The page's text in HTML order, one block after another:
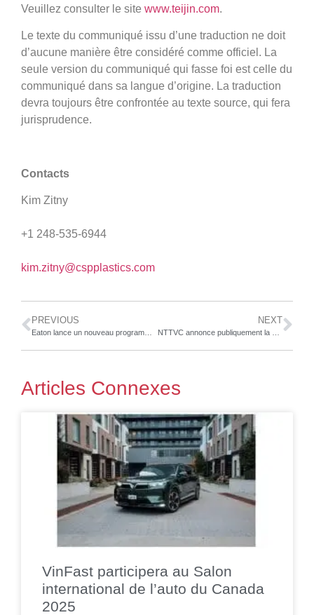
Veuillez consulter le site www.teijin.com.
Le texte du communiqué issu d’une traduction ne doit
d’aucune manière être considéré comme officiel. La
seule version du communiqué qui fasse foi est celle du
communiqué dans sa langue d’origine. La traduction
devra toujours être confrontée au texte source, qui fera
jurisprudence.
Contacts
Kim Zitny
+1 248-535-6944
kim.zitny@cspplastics.com
PREVIOUS NEXT
Articles Connexes
VinFast participera au Salon
international de l’auto du Canada
2025